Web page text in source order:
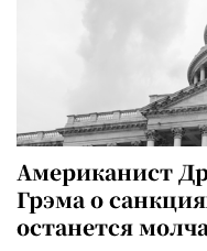
Американист
Грэма о
останется